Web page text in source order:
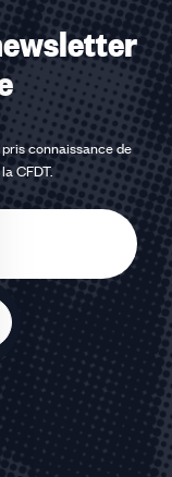
connaissance de
CFDT.